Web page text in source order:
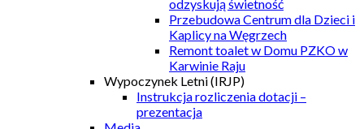
odzyskują świetność
Przebudowa Centrum dla Dzieci i
Kaplicy na Węgrzech
Remont toalet w Domu PZKO w
Karwinie Raju
Wypoczynek Letni (IRJP)
Instrukcja rozliczenia dotacji –
prezentacja